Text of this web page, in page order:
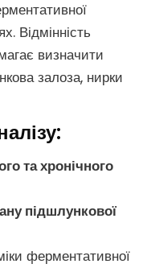
Відмінність
визначити
залоза, нирки
та хронічного
підшлункової
ферментативної